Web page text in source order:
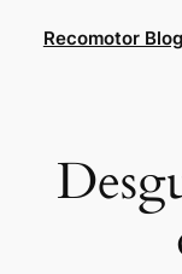
Recomotor Blog